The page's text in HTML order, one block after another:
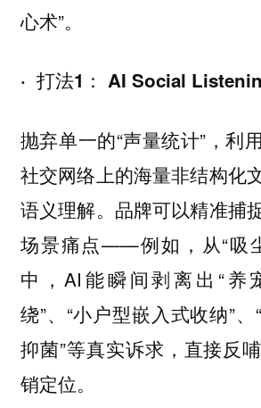
心术”。
· 打法1： AI Social
抛弃单一的“声量统计”，利
社交网络上的海量非结构化
语义理解。品牌可以精准捕
场景痛点——例如，从“吸
中，AI能瞬间剥离出“养
绕”、“小户型嵌入式收纳”
抑菌”等真实诉求，直接反
销定位。